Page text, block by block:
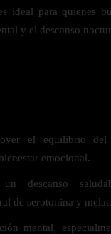
ideal para quienes
y el descanso
el equilibrio del
emocional.
descanso
de serotonina y
mental,